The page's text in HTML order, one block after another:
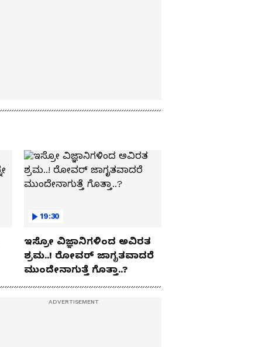
19:30
ಇಸ್ರೋ ವಿಜ್ಞಾನಿಗಳಿಂದ ಅವಿರತ
ಶ್ರಮ..! ರೋವರ್ ಜಾಗೃತವಾದರೆ
ಮುಂದೇನಾಗುತ್ತೆ ಗೊತ್ತಾ..?